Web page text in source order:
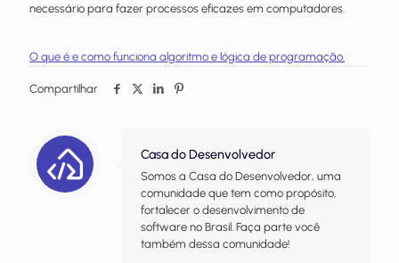
necessário para fazer processos eficazes em computadores.
O que é e como funciona algoritmo e lógica de programação.
Compartilhar
Casa do Desenvolvedor
Somos a Casa do Desenvolvedor, uma
comunidade que tem como propósito,
fortalecer o desenvolvimento de
software no Brasil. Faça parte você
também dessa comunidade!